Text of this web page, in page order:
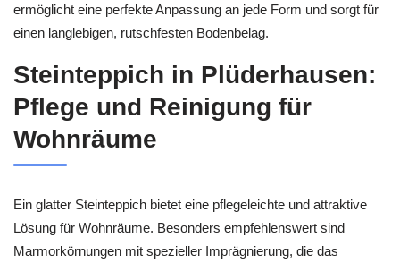
ermöglicht eine perfekte Anpassung an jede Form und sorgt für
einen langlebigen, rutschfesten Bodenbelag.
Steinteppich in Plüderhausen:
Pflege und Reinigung für
Wohnräume
Ein glatter Steinteppich bietet eine pflegeleichte und attraktive
Lösung für Wohnräume. Besonders empfehlenswert sind
Marmorkörnungen mit spezieller Imprägnierung, die das